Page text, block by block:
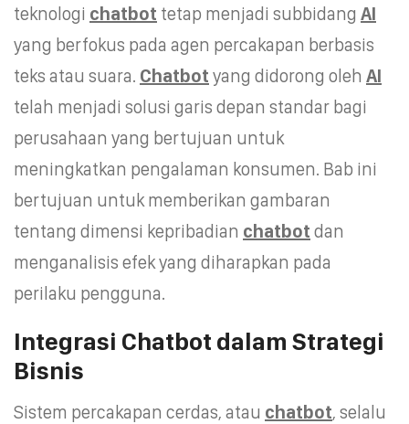
teknologi chatbot tetap menjadi subbidang AI
yang berfokus pada agen percakapan berbasis
teks atau suara. Chatbot yang didorong oleh AI
telah menjadi solusi garis depan standar bagi
perusahaan yang bertujuan untuk
meningkatkan pengalaman konsumen. Bab ini
bertujuan untuk memberikan gambaran
tentang dimensi kepribadian chatbot dan
menganalisis efek yang diharapkan pada
perilaku pengguna.
Integrasi Chatbot dalam Strategi
Bisnis
Sistem percakapan cerdas, atau chatbot, selalu